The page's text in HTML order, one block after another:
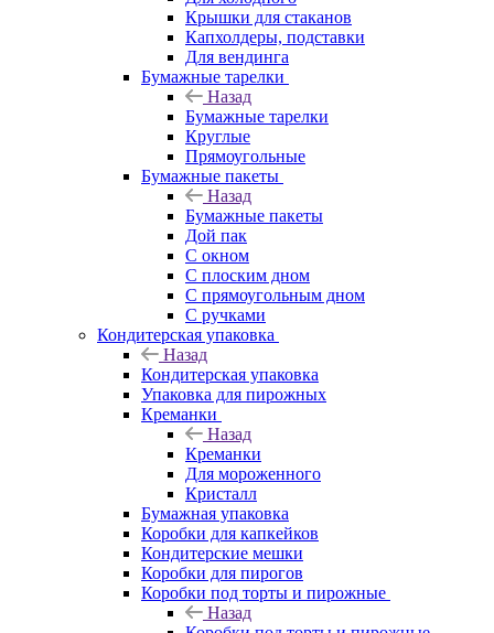
Крышки для стаканов
Капхолдеры, подставки
Для вендинга
Бумажные тарелки
Назад
Бумажные тарелки
Круглые
Прямоугольные
Бумажные пакеты
Назад
Бумажные пакеты
Дой пак
С окном
С плоским дном
С прямоугольным дном
С ручками
Кондитерская упаковка
Назад
Кондитерская упаковка
Упаковка для пирожных
Креманки
Назад
Креманки
Для мороженного
Кристалл
Бумажная упаковка
Коробки для капкейков
Кондитерские мешки
Коробки для пирогов
Коробки под торты и пирожные
Назад